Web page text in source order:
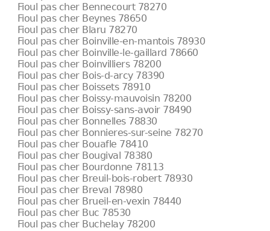
Fioul pas cher Bennecourt 78270
Fioul pas cher Beynes 78650
Fioul pas cher Blaru 78270
Fioul pas cher Boinville-en-mantois 78930
Fioul pas cher Boinville-le-gaillard 78660
Fioul pas cher Boinvilliers 78200
Fioul pas cher Bois-d-arcy 78390
Fioul pas cher Boissets 78910
Fioul pas cher Boissy-mauvoisin 78200
Fioul pas cher Boissy-sans-avoir 78490
Fioul pas cher Bonnelles 78830
Fioul pas cher Bonnieres-sur-seine 78270
Fioul pas cher Bouafle 78410
Fioul pas cher Bougival 78380
Fioul pas cher Bourdonne 78113
Fioul pas cher Breuil-bois-robert 78930
Fioul pas cher Breval 78980
Fioul pas cher Brueil-en-vexin 78440
Fioul pas cher Buc 78530
Fioul pas cher Buchelay 78200